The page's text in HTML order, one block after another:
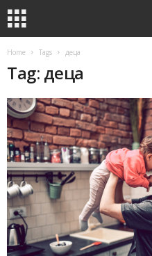
Home Tags деца
Tag: деца